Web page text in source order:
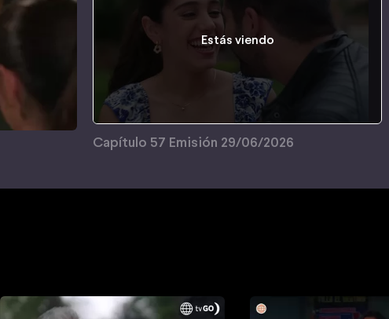
Estás viendo
Capítulo 57 Emisión 29/06/2026